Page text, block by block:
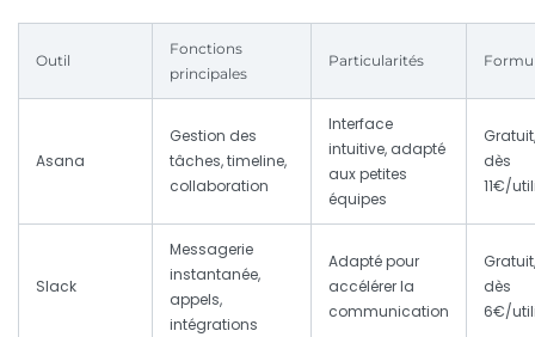
Outil
Fonctions
principales
Particularités
Asana
Gestion des
tâches, timeline,
collaboration
Interface
intuitive, adapté
aux petites
équipes
dès
11€/
Slack
Messagerie
instantanée,
appels,
intégrations
Adapté pour
accélérer la
communication
dès
6€/